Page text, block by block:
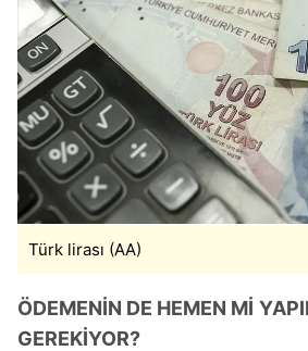
Türk lirası (AA)
ÖDEMENİN DE HEMEN Mİ
GEREKİYOR?